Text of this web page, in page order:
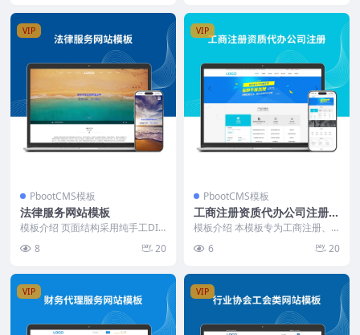
VIP
PbootCMS模板
法律服务网站模板
模板介绍 页面结构采用纯手工DIV
杂。首页布局突...
8 20
VIP
PbootCMS模板
工商注册资质代办公司注册网
站模板
模板介绍 本模板专为工商注册、
面结构清晰，信息分区...
6 20
VIP VIP